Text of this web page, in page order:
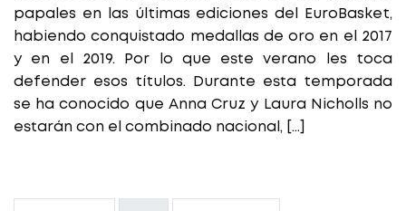
papales en las últimas ediciones del EuroBasket,
habiendo conquistado medallas de oro en el 2017
y en el 2019. Por lo que este verano les toca
defender esos títulos. Durante esta temporada
se ha conocido que Anna Cruz y Laura Nicholls no
estarán con el combinado nacional, […]